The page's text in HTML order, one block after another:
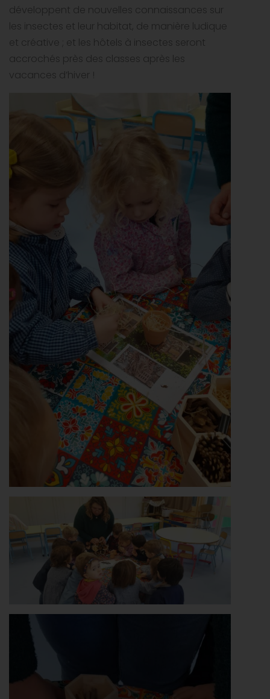
développent de nouvelles connaissances sur
les insectes et leur habitat, de manière ludique
et créative ; et les hôtels à insectes seront
accrochés près des classes après les
vacances d’hiver !